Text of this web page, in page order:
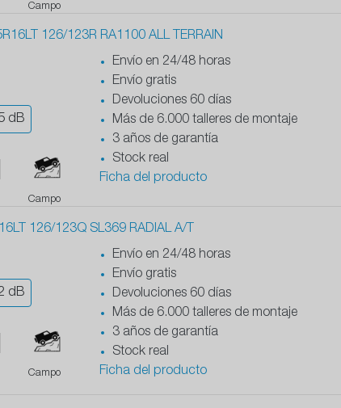
Campo
126/123R RA1100 ALL TERRAIN
dB
Campo
Envío en 24/48 horas
Envío gratis
Devoluciones 60 días
Más de 6.000 talleres de montaje
3 años de garantía
Stock real
Ficha del producto
126/123Q SL369 RADIAL A/T
dB
Campo
Envío en 24/48 horas
Envío gratis
Devoluciones 60 días
Más de 6.000 talleres de montaje
3 años de garantía
Stock real
Ficha del producto